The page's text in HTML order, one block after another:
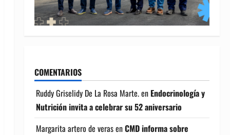
COMENTARIOS
Ruddy Griselidy De La Rosa Marte.en Endocrinología y
Nutrición invita a celebrar su 52 aniversario
Margarita artero de verasenCMD informa sobre